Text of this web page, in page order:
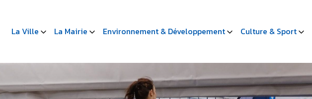
La Ville La Mairie Environnement & Développement Culture & Sport